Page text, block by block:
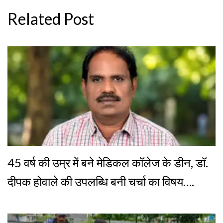
Related Post
45 वर्ष की उम्र में बने मेडिकल कॉलेज के डीन, डॉ.
दीपक होवाले की उपलब्धि बनी चर्चा का विषय….